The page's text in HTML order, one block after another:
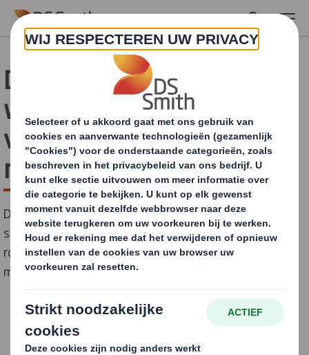
Skip to main content
DS Smith organiseert
webinar over de kracht
van print in
retailverpakkingen
DS Smith organiseert op 20 mei het webinar “Win the
shelf, win the shopper”, waarin wordt ingegaan op de
rol van hoogwaardige print op golfkarton binnen de
moderne retailomgeving.